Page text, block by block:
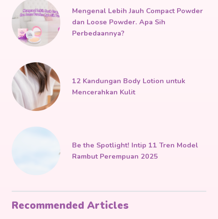
Mengenal Lebih Jauh Compact Powder
dan Loose Powder. Apa Sih
Perbedaannya?
12 Kandungan Body Lotion untuk
Mencerahkan Kulit
Be the Spotlight! Intip 11 Tren Model
Rambut Perempuan 2025
Recommended Articles